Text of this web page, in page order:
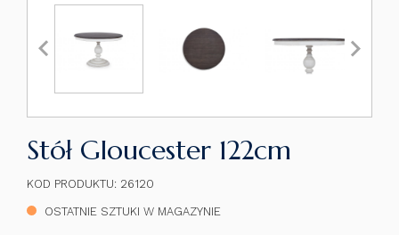
 
Stół Gloucester 122cm
KOD PRODUKTU: 26120
OSTATNIE SZTUKI W MAGAZYNIE